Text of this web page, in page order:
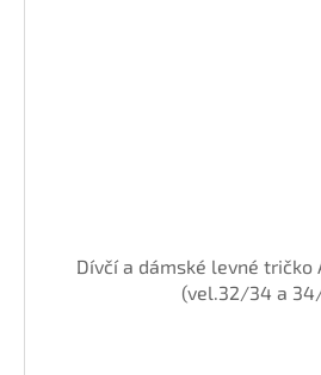
Dívčí a dámské levné tričko
(vel.32/34 a